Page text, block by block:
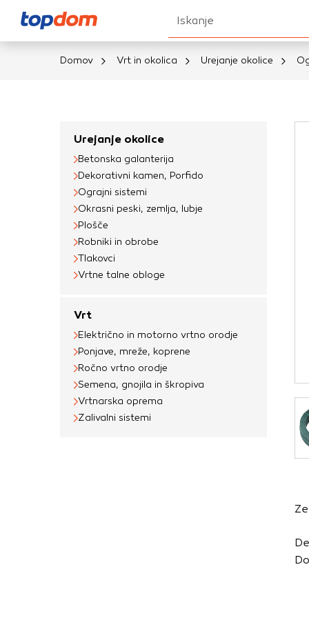
Domov Vrt in okolica Urejanje okolice
Urejanje okolice
Betonska galanterija
Dekorativni kamen, Porfido
Ograjni sistemi
Okrasni peski, zemlja, lubje
Plošče
Robniki in obrobe
Tlakovci
Vrtne talne obloge
Vrt
Električno in motorno vrtno orodje
Ponjave, mreže, koprene
Ročno vrtno orodje
Semena, gnojila in škropiva
Vrtnarska oprema
Zalivalni sistemi
Ko obiščete katero
brskalnika,
vašo napravo ali pa
informacije
prilagojeno
različna imena
določenih vrst
Ti piškotki so nujni
nastavitev
blokira te piškotke
Piškotki za
priljubljena, in
obiskali naše